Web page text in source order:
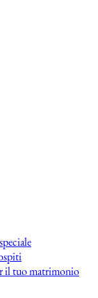
il tuo matrimonio